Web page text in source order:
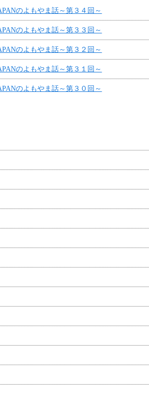
のよもやま話～第３４回～
のよもやま話～第３３回～
のよもやま話～第３２回～
のよもやま話～第３１回～
のよもやま話～第３０回～